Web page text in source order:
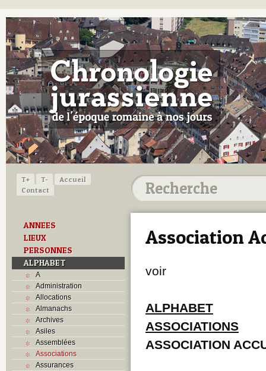
T+ T-
Accueil
Contact
ANNEES
LIEUX
PERSONNES
ALPHABET
A
Administration
Allocations
Almanachs
Archives
Asiles
Assemblées
Associations
Assurances
Association
voir
ALPHABET
ASSOCIATIONS
ASSOCIATION